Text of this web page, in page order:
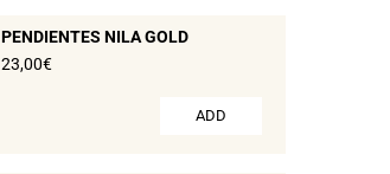
PENDIENTES NILA GOLD
23,00€
ADD